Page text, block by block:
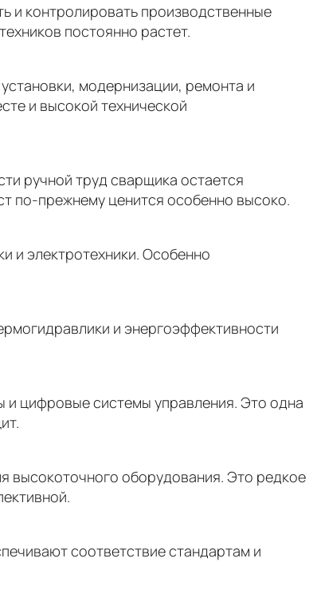
и контролировать производственные
постоянно растет.
модернизации, ремонта и
и высокой технической
ручной труд сварщика остается
по-прежнему ценится особенно высоко.
и электротехники. Особенно
и энергоэффективности
и цифровые системы управления. Это одна
высокоточного оборудования. Это редкое
соответствие стандартам и